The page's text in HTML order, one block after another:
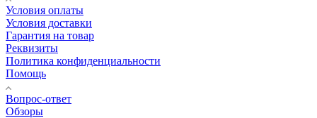
Условия оплаты
Условия доставки
Гарантия на товар
Реквизиты
Политика конфиденциальности
Помощь
Вопрос-ответ
Обзоры